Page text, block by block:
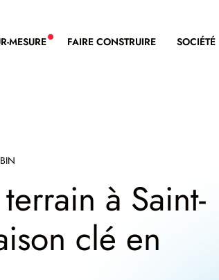
MESURE NOUVEAU SERVICE BDL EXTENSION
FAIRE CONSTRUIRE SOCIÉTÉ
à Saint-
clé en